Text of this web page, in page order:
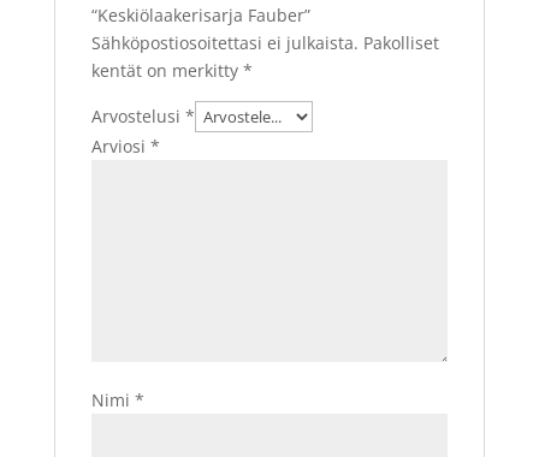
“Keskiölaakerisarja Fauber”
Sähköpostiosoitettasi ei julkaista. Pakolliset
kentät on merkitty *
Arvostelusi *
Arviosi *
Nimi *